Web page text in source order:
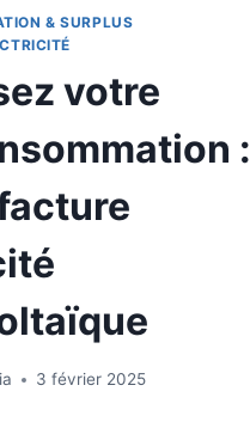
& SURPLUS
votre
:
3 février 2025